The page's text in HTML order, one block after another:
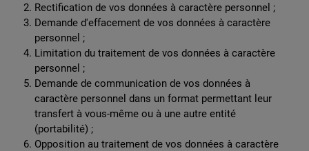
Rectification de vos données à caractère personnel ;
Demande d'effacement de vos données à caractère
personnel ;
Limitation du traitement de vos données à caractère
personnel ;
Demande de communication de vos données à
caractère personnel dans un format permettant leur
transfert à vous-même ou à une autre entité
(portabilité) ;
Opposition au traitement de vos données à caractère